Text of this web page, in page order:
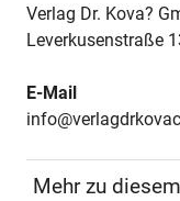
Verlag Dr. Kova?
Leverkusenstraße
E-Mail
Mehr zu